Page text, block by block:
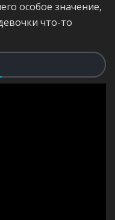
особое значение,
что-то